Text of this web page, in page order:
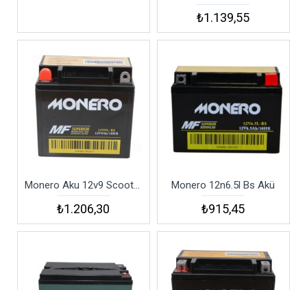
₺1.139,55
Monero Aku 12v9 Scooter
₺1.206,30
Monero 12n6.5l Bs Akü
₺915,45